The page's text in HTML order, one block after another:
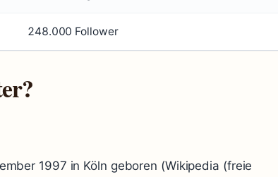
248.000 Follower
1997 in Köln geboren (Wikipedia (freie